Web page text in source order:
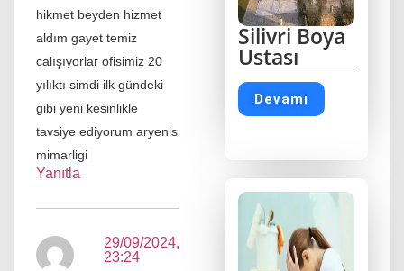
hikmet beyden hizmet
aldım gayet temiz
calışıyorlar ofisimiz 20
yılıktı simdi ilk gündeki
gibi yeni kesinlikle
tavsiye ediyorum aryenis
mimarligi
Yanıtla
29/09/2024,
23:24
Silivri Boya
Ustası
Devamı